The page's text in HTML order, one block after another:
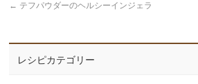
← テフパウダーのヘルシーインジェラ
レシピカテゴリー